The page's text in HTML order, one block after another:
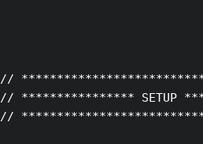
//
// **************** SETUP
//